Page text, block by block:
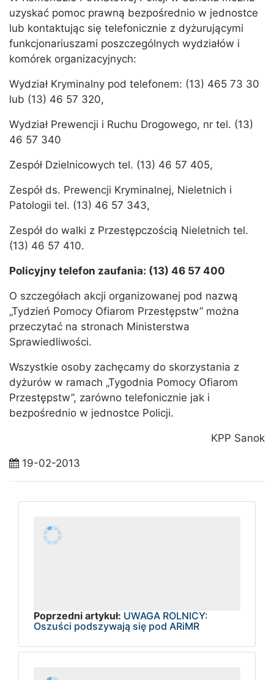
uzyskać pomoc prawną bezpośrednio w jednostce
lub kontaktując się telefonicznie z dyżurującymi
funkcjonariuszami poszczególnych wydziałów i
komórek organizacyjnych:
Wydział Kryminalny pod telefonem: (13) 465 73 30
lub (13) 46 57 320,
Wydział Prewencji i Ruchu Drogowego, nr tel. (13)
46 57 340
Zespół Dzielnicowych tel. (13) 46 57 405,
Zespół ds. Prewencji Kryminalnej, Nieletnich i
Patologii tel. (13) 46 57 343,
Zespół do walki z Przestępczością Nieletnich tel.
(13) 46 57 410.
Policyjny telefon zaufania: (13) 46 57 400
O szczegółach akcji organizowanej pod nazwą
„Tydzień Pomocy Ofiarom Przestępstw” można
przeczytać na stronach Ministerstwa
Sprawiedliwości.
Wszystkie osoby zachęcamy do skorzystania z
dyżurów w ramach „Tygodnia Pomocy Ofiarom
Przestępstw”, zarówno telefonicznie jak i
bezpośrednio w jednostce Policji.
KPP Sanok
19-02-2013
Poprzedni artykuł: UWAGA ROLNICY:
Oszuści podszywają się pod ARiMR